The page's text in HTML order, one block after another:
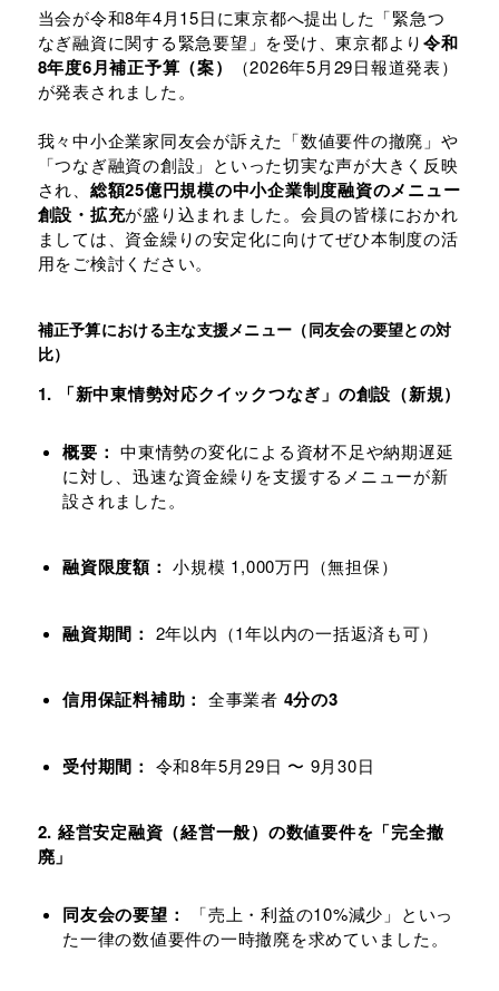
当会が令和8年4月15日に東京都へ提出した「緊急つ
なぎ融資に関する緊急要望」を受け、東京都より令和
8年度6月補正予算（案）
（2026年5月29日報道発表）
が発表されました。
我々中小企業家同友会が訴えた「数値要件の撤廃」や
「つなぎ融資の創設」といった切実な声が大きく反映
され、 総額25億円規模の中小企業制度融資のメニュー
創設・拡充が盛り込まれました。会員の皆様におかれ
ましては、資金繰りの安定化に向けてぜひ本制度の活
用をご検討ください。
補正予算における主な支援メニュー（同友会の要望との対
比）
1. 「新中東情勢対応クイックつなぎ」の創設（新規）
概要： 中東情勢の変化による資材不足や納期遅延
に対し、迅速な資金繰りを支援するメニューが新
設されました。
融資限度額： 小規模 1,000万円（無担保）
融資期間： 2年以内（1年以内の一括返済も可）
信用保証料補助： 全事業者 4分の3
受付期間： 令和8年5月29日 〜 9月30日
2. 経営安定融資（経営一般）の数値要件を「完全撤
廃」
同友会の要望：
「売上・利益の10%減少」といっ
た一律の数値要件の一時撤廃を求めていました。